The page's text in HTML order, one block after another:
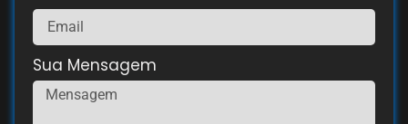
Sua Mensagem